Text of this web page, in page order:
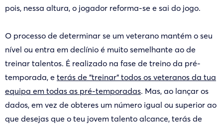
pois, nessa altura, o jogador reforma-se e sai do jogo.
O processo de determinar se um veterano mantém o seu
nível ou entra em declínio é muito semelhante ao de
treinar talentos. É realizado na fase de treino da pré-
temporada, e terás de "treinar" todos os veteranos da tua
equipa em todas as pré-temporadas. Mas, ao lançar os
dados, em vez de obteres um número igual ou superior ao
que desejas que o teu jovem talento alcance, terás de